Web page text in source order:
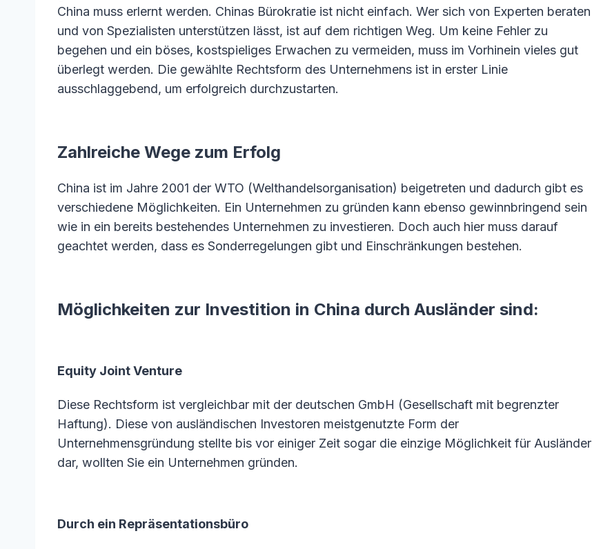
China muss erlernt werden. Chinas Bürokratie ist nicht einfach. Wer sich von Experten beraten
und von Spezialisten unterstützen lässt, ist auf dem richtigen Weg. Um keine Fehler zu
begehen und ein böses, kostspieliges Erwachen zu vermeiden, muss im Vorhinein vieles gut
überlegt werden. Die gewählte Rechtsform des Unternehmens ist in erster Linie
ausschlaggebend, um erfolgreich durchzustarten.
Zahlreiche Wege zum Erfolg
China ist im Jahre 2001 der WTO (Welthandelsorganisation) beigetreten und dadurch gibt es
verschiedene Möglichkeiten. Ein Unternehmen zu gründen kann ebenso gewinnbringend sein
wie in ein bereits bestehendes Unternehmen zu investieren. Doch auch hier muss darauf
geachtet werden, dass es Sonderregelungen gibt und Einschränkungen bestehen.
Möglichkeiten zur Investition in China durch Ausländer sind:
Equity Joint Venture
Diese Rechtsform ist vergleichbar mit der deutschen GmbH (Gesellschaft mit begrenzter
Haftung). Diese von ausländischen Investoren meistgenutzte Form der
Unternehmensgründung stellte bis vor einiger Zeit sogar die einzige Möglichkeit für Ausländer
dar, wollten Sie ein Unternehmen gründen.
Durch ein Repräsentationsbüro